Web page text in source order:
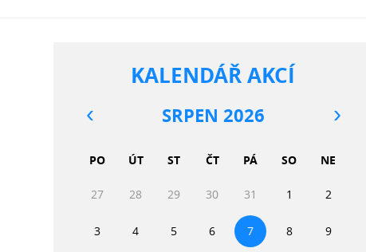
KALENDÁŘ AKCÍ
SRPEN 2026
PO ÚT ST ČT PÁ SO NE
27 28 29 30 31 1 2
3 4 5 6 7 8 9